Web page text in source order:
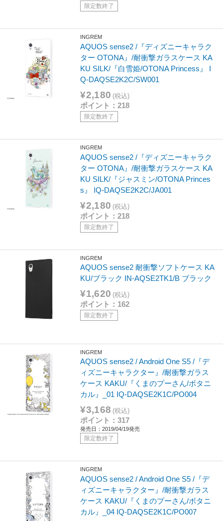
限定数終了
INGREM
AQUOS sense2 /『ディズニーキャラク
ター OTONA』/耐衝撃ガラスケース KA
KU SILK/『白雪姫/OTONA Princess』 I
Q-DAQSE2K2C/SW001
¥2,180 (税込)
ポイント：218
限定数終了
INGREM
AQUOS sense2 /『ディズニーキャラク
ター OTONA』/耐衝撃ガラスケース KA
KU SILK/『ジャスミン/OTONA Princes
s』 IQ-DAQSE2K2C/JA001
¥2,180 (税込)
ポイント：218
限定数終了
INGREM
AQUOS sense2 耐衝撃ソフトケース KA
KU/ブラック IN-AQSE2TK1/B ブラック
¥1,620 (税込)
ポイント：162
限定数終了
INGREM
AQUOS sense2 / Android One S5 /『デ
ィズニーキャラクター』/耐衝撃ガラス
ケース KAKU/『くまのプーさん/ボタニ
カル』_01 IQ-DAQSE2K1C/PO004
¥3,168 (税込)
ポイント：317
発売日：2019/04/19発売
限定数終了
INGREM
AQUOS sense2 / Android One S5 /『デ
ィズニーキャラクター』/耐衝撃ガラス
ケース KAKU/『くまのプーさん/ボタニ
カル』_04 IQ-DAQSE2K1C/PO007